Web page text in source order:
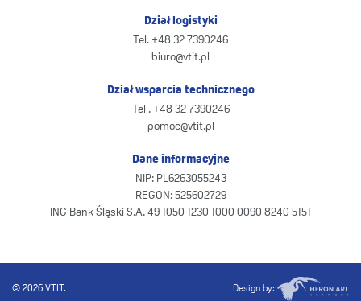
Dział logistyki
Tel. +48 32 7390246
biuro@vtit.pl
Dział wsparcia technicznego
Tel . +48 32 7390246
pomoc@vtit.pl
Dane informacyjne
NIP: PL6263055243
REGON: 525602729
ING Bank Śląski S.A. 49 1050 1230 1000 0090 8240 5151
© 2026 VTIT. Design by: